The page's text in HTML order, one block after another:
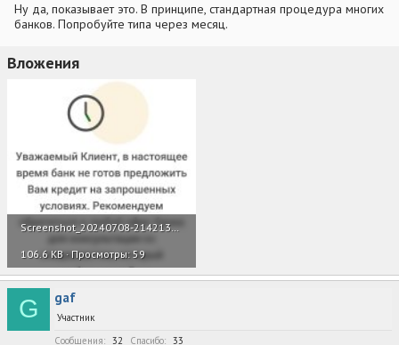
Ну да, показывает это. В принципе, стандартная процедура многих
банков. Попробуйте типа через месяц.
Вложения
Screenshot_20240708-214213~2.jpg
106.6 KB · Просмотры: 59
G gaf
Участник
Сообщения
32 Спасибо 33